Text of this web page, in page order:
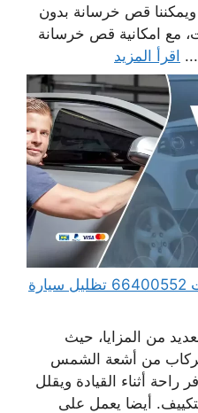
قص خرسانة بدون
مع امكانية قص خرسانة
اقرأ المزيد
تظليل سيارات متنقل الكويت 66400552 تظليل سيارة
من المزايا، حيث
من أشعة الشمس
راحة أثناء القيادة ويقلل
أيضا يعمل على